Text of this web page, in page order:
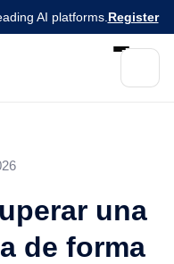
AI platforms. Register
una
de forma